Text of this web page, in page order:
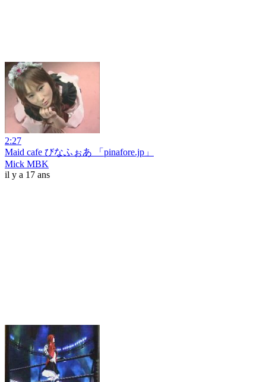
2:27
Maid cafe びなふぉあ 「pinafore.jp」
Mick MBK
il y a 17 ans